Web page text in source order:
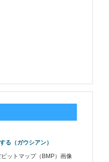
る（ガウシアン）
ットマップ（BMP）画像